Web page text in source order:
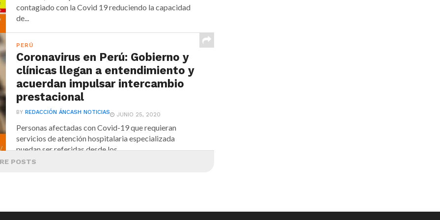
contagiado con la Covid 19 reduciendo la capacidad
de...
PERÚ
Coronavirus en Perú: Gobierno y
clínicas llegan a entendimiento y
acuerdan impulsar intercambio
prestacional
BYREDACCIÓN ÁNCASH NOTICIAS JUNIO 25, 2020
Personas afectadas con Covid-19 que requieran
servicios de atención hospitalaria especializada
puedan ser referidas desde los...
POSTS